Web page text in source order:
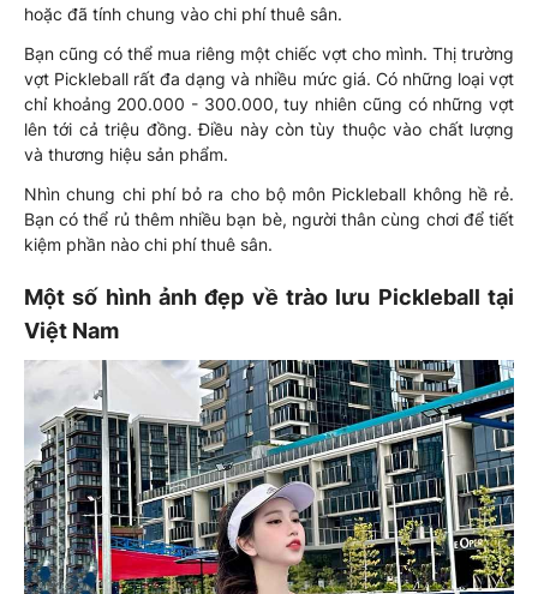
hoặc đã tính chung vào chi phí thuê sân.
Bạn cũng có thể mua riêng một chiếc vợt cho mình. Thị trường
vợt Pickleball rất đa dạng và nhiều mức giá. Có những loại vợt
chỉ khoảng 200.000 - 300.000, tuy nhiên cũng có những vợt
lên tới cả triệu đồng. Điều này còn tùy thuộc vào chất lượng
và thương hiệu sản phẩm.
Nhìn chung chi phí bỏ ra cho bộ môn Pickleball không hề rẻ.
Bạn có thể rủ thêm nhiều bạn bè, người thân cùng chơi để tiết
kiệm phần nào chi phí thuê sân.
Một số hình ảnh đẹp về trào lưu Pickleball tại
Việt Nam